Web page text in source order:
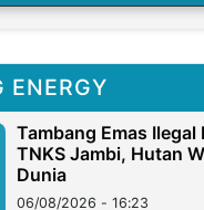
ENERGY
Tambang Emas Ilegal
TNKS Jambi, Hutan
Dunia
06/08/2026 - 16:23